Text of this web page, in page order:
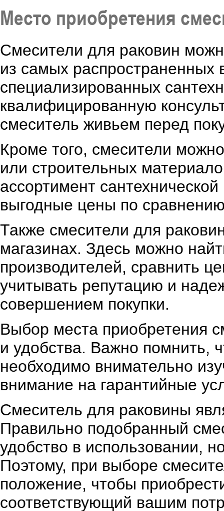
Место приобретения
Смесители для раковин
из самых распространенных
специализированных
квалифицированную
смеситель живьем перед
Кроме того, смесители
или строительных
ассортимент
выгодные цены по
Также смесители для
магазинах. Здесь можно
производителей, сравнить
учитывать репутацию и
совершением покупки.
Выбор места приобретения
и удобства. Важно помнить,
необходимо внимательно
внимание на гарантийные
Смеситель для раковины
Правильно подобранный
удобство в использовании,
Поэтому, при выборе
положение, чтобы
соответствующий вашим